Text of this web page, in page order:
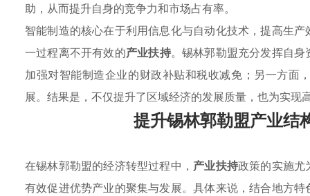
助，从而提升自身的竞争力和市场占有率。
智能制造的核心在于利用信息化与自动化技术，提高生
一过程离不开有效的产业扶持。锡林郭勒盟充分发挥自
加强对智能制造企业的财政补贴和税收减免；另一方面
展。结果是，不仅提升了区域经济的发展质量，也为实现
提升锡林郭勒盟产业结
在锡林郭勒盟的经济转型过程中， 产业扶持政策的实施尤
有效促进优势产业的聚集与发展。具体来说，结合地方